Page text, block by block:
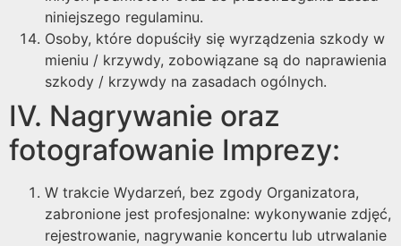
niniejszego regulaminu.
Osoby, które dopuściły się wyrządzenia szkody w
mieniu / krzywdy, zobowiązane są do naprawienia
szkody / krzywdy na zasadach ogólnych.
IV. Nagrywanie oraz
fotografowanie Imprezy:
W trakcie Wydarzeń, bez zgody Organizatora,
zabronione jest profesjonalne: wykonywanie zdjęć,
rejestrowanie, nagrywanie koncertu lub utrwalanie